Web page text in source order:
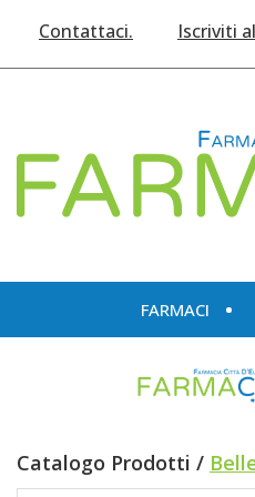
principale
Contattaci. Iscriviti
FARMACI
Catalogo Prodotti /